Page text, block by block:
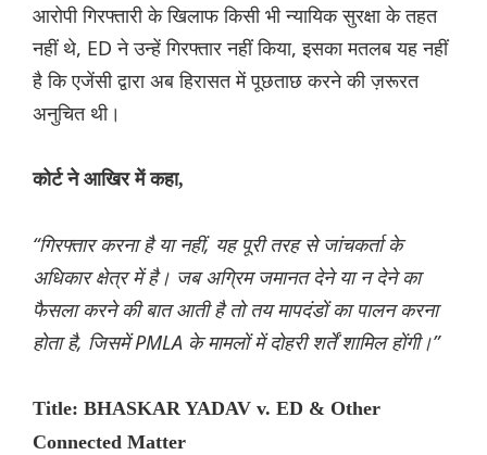
आरोपी गिरफ्तारी के खिलाफ किसी भी न्यायिक सुरक्षा के तहत
नहीं थे, ED ने उन्हें गिरफ्तार नहीं किया, इसका मतलब यह नहीं
है कि एजेंसी द्वारा अब हिरासत में पूछताछ करने की ज़रूरत
अनुचित थी।
कोर्ट ने आखिर में कहा,
“गिरफ्तार करना है या नहीं, यह पूरी तरह से जांचकर्ता के
अधिकार क्षेत्र में है। जब अग्रिम जमानत देने या न देने का
फैसला करने की बात आती है तो तय मापदंडों का पालन करना
होता है, जिसमें PMLA के मामलों में दोहरी शर्तें शामिल होंगी।”
Title: BHASKAR YADAV v. ED & Other
Connected Matter